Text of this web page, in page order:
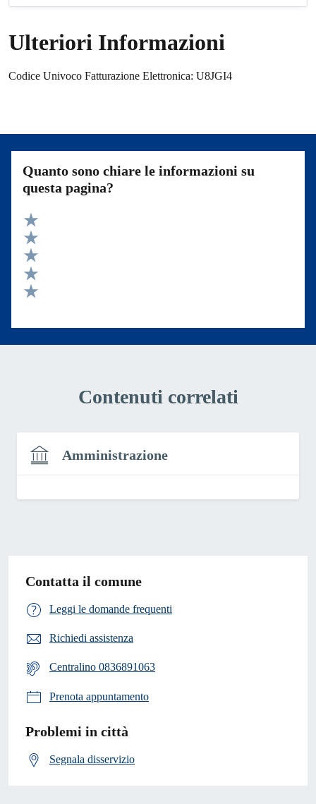
Ulteriori Informazioni
Codice Univoco Fatturazione Elettronica: U8JGI4
Quanto sono chiare le informazioni su
questa pagina?
Valuta 5 stelle su 5
Valuta 4 stelle su 5
Valuta 3 stelle su 5
Valuta 2 stelle su 5
Contenuti correlati
Amministrazione
Contatta il comune
Leggi le domande frequenti
Richiedi assistenza
Centralino 0836891063
Prenota appuntamento
Problemi in città
Segnala disservizio